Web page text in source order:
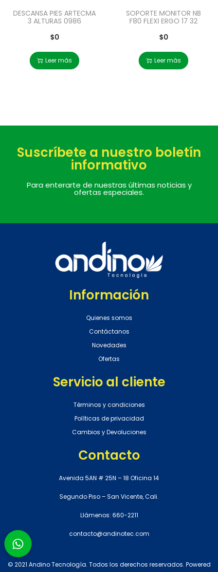
DESCANSA PIES ARTECMA
3 ALTURAS 0986
$0
Leer más
SOPORTE MONITOR NB
F80 FLEXI ERGO 17 32
$0
Leer más
Suscríbete a nuestro boletín
informativo
Para enterarte de nuestras últimas noticias y
ofertas especiales.
Información
Quienes somos
Contáctanos
Novedades
Ofertas
Servicio al cliente
Términos y condiciones
Políticas de privacidad
Cambios y Devoluciones
Contacto
Avenida 5AN # 25N – 18 Oficina 14
Segundo Piso – San Vicente, Cali.
Llámenos: 660-2211
contacto@andinotec.com
© 2021 Andino Tecnología. Todos los derechos reservados. Powered